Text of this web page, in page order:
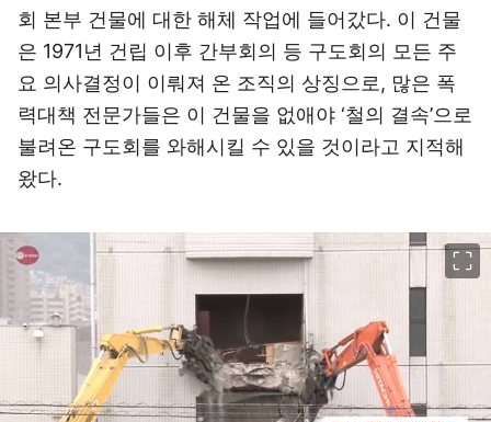
회 본부 건물에 대한 해체 작업에 들어갔다. 이 건물
은 1971년 건립 이후 간부회의 등 구도회의 모든 주
요 의사결정이 이뤄져 온 조직의 상징으로, 많은 폭
력대책 전문가들은 이 건물을 없애야 ‘철의 결속’으로
불려온 구도회를 와해시킬 수 있을 것이라고 지적해
왔다.